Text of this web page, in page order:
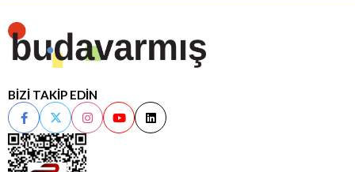
BİZİ TAKİP EDİN